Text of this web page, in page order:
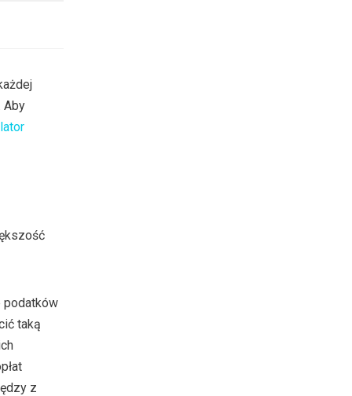
Aby
podatków
taką
z